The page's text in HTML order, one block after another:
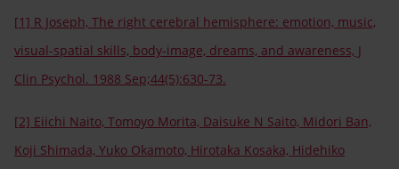
[1] R Joseph, The right cerebral hemisphere: emotion, music,
visual-spatial skills, body-image, dreams, and awareness, J
Clin Psychol. 1988 Sep;44(5):630-73.
[2] Eiichi Naito, Tomoyo Morita, Daisuke N Saito, Midori Ban,
Koji Shimada, Yuko Okamoto, Hirotaka Kosaka, Hidehiko